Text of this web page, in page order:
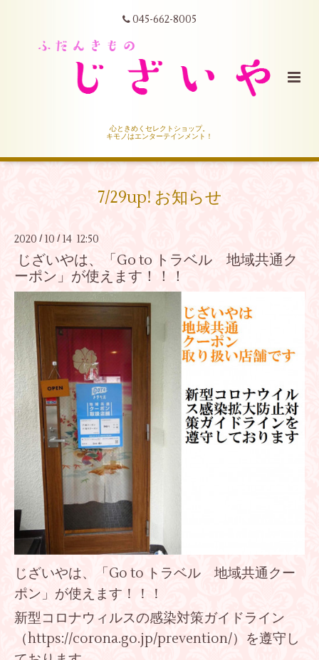
045-662-8005
心ときめくセレクトショップ。
キモノはエンターテインメント！
7/29up! お知らせ
2020 / 10 / 14 12:50
じざいやは、「Go to トラベル 地域共通ク
ーポン」が使えます！！！
じざいやは、「Go to トラベル 地域共通クー
ポン」が使えます！！！
新型コロナウィルスの感染対策ガイドライン
（https://corona.go.jp/prevention/）を遵守し